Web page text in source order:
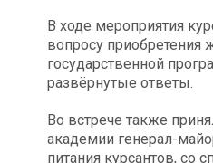
В ходе мероприятия
вопросу
государственной
развёрнутые ответы.
Во встрече также
академии генерал-
питания курсантов, со